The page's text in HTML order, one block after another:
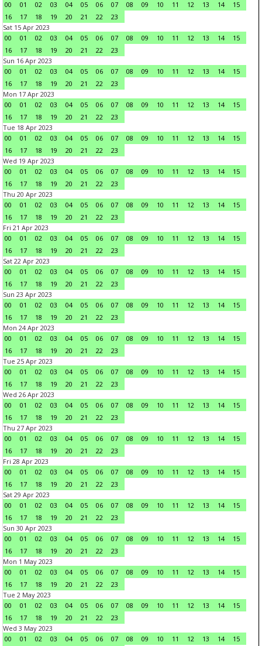
00
01 02 03 04 05 06 07 08 09 10 11 12 13 14
15
16
17 18 19 20 21 22
23
Sat 15 Apr 2023
00
01 02 03 04 05 06 07 08 09 10 11 12 13 14
15
16
17 18 19 20 21 22
23
Sun 16 Apr 2023
00
01 02 03 04 05 06 07 08 09 10 11 12 13 14
15
16
17 18 19 20 21 22
23
Mon 17 Apr 2023
00
01 02 03 04 05 06 07 08 09 10 11 12 13 14
15
16
17 18 19 20 21 22
23
Tue 18 Apr 2023
00
01 02 03 04 05 06 07 08 09 10 11 12 13 14
15
16
17 18 19 20 21 22
23
Wed 19 Apr 2023
00
01 02 03 04 05 06 07 08 09 10 11 12 13 14
15
16
17 18 19 20 21 22
23
Thu 20 Apr 2023
00
01 02 03 04 05 06 07 08 09 10 11 12 13 14
15
16
17 18 19 20 21 22
23
Fri 21 Apr 2023
00
01 02 03 04 05 06 07 08 09 10 11 12 13 14
15
16
17 18 19 20 21 22
23
Sat 22 Apr 2023
00
01 02 03 04 05 06 07 08 09 10 11 12 13 14
15
16
17 18 19 20 21 22
23
Sun 23 Apr 2023
00
01 02 03 04 05 06 07 08 09 10 11 12 13 14
15
16
17 18 19 20 21 22
23
Mon 24 Apr 2023
00
01 02 03 04 05 06 07 08 09 10 11 12 13 14
15
16
17 18 19 20 21 22
23
Tue 25 Apr 2023
00
01 02 03 04 05 06 07 08 09 10 11 12 13 14
15
16
17 18 19 20 21 22
23
Wed 26 Apr 2023
00
01 02 03 04 05 06 07 08 09 10 11 12 13 14
15
16
17 18 19 20 21 22
23
Thu 27 Apr 2023
00
01 02 03 04 05 06 07 08 09 10 11 12 13 14
15
16
17 18 19 20 21 22
23
Fri 28 Apr 2023
00
01 02 03 04 05 06 07 08 09 10 11 12 13 14
15
16
17 18 19 20 21 22
23
Sat 29 Apr 2023
00
01 02 03 04 05 06 07 08 09 10 11 12 13 14
15
16
17 18 19 20 21 22
23
Sun 30 Apr 2023
00
01 02 03 04 05 06 07 08 09 10 11 12 13 14
15
16
17 18 19 20 21 22
23
Mon 1 May 2023
00
01 02 03 04 05 06 07 08 09 10 11 12 13 14
15
16
17 18 19 20 21 22
23
Tue 2 May 2023
00
01 02 03 04 05 06 07 08 09 10 11 12 13 14
15
16
17 18 19 20 21 22
23
Wed 3 May 2023
00
01 02 03 04 05 06 07 08 09 10 11 12 13 14
15